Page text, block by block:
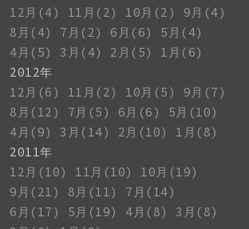
12月(4)
11月(2) 10月(2)
9月(4)
8月(4)
7月(2) 6月(6)
5月(4)
4月(5)
3月(4) 2月(5)
1月(6)
2012年
12月(6)
11月(2) 10月(5)
9月(7)
8月(12)
7月(5) 6月(6)
5月(10)
4月(9)
3月(14) 2月(10)
1月(8)
2011年
12月(10)
11月(10)
10月(19)
9月(21)
8月(11)
7月(14)
6月(17)
5月(19) 4月(8)
3月(8)